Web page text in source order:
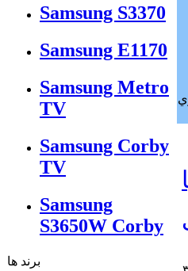
Samsung S3370
Samsung E1170
Samsung Metro
TV
Samsung Corby
TV
Samsung
S3650W Corby
برند ها